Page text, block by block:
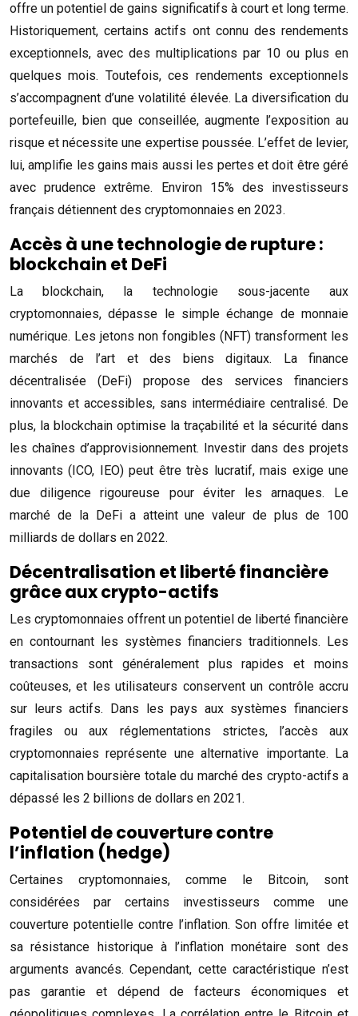
offre un potentiel de gains significatifs à court et long terme.
Historiquement, certains actifs ont connu des rendements
exceptionnels, avec des multiplications par 10 ou plus en
quelques mois. Toutefois, ces rendements exceptionnels
s’accompagnent d’une volatilité élevée. La diversification du
portefeuille, bien que conseillée, augmente l’exposition au
risque et nécessite une expertise poussée. L’effet de levier,
lui, amplifie les gains mais aussi les pertes et doit être géré
avec prudence extrême. Environ 15% des investisseurs
français détiennent des cryptomonnaies en 2023.
Accès à une technologie de rupture :
blockchain et DeFi
La blockchain, la technologie sous-jacente aux
cryptomonnaies, dépasse le simple échange de monnaie
numérique. Les jetons non fongibles (NFT) transforment les
marchés de l’art et des biens digitaux. La finance
décentralisée (DeFi) propose des services financiers
innovants et accessibles, sans intermédiaire centralisé. De
plus, la blockchain optimise la traçabilité et la sécurité dans
les chaînes d’approvisionnement. Investir dans des projets
innovants (ICO, IEO) peut être très lucratif, mais exige une
due diligence rigoureuse pour éviter les arnaques. Le
marché de la DeFi a atteint une valeur de plus de 100
milliards de dollars en 2022.
Décentralisation et liberté financière
grâce aux crypto-actifs
Les cryptomonnaies offrent un potentiel de liberté financière
en contournant les systèmes financiers traditionnels. Les
transactions sont généralement plus rapides et moins
coûteuses, et les utilisateurs conservent un contrôle accru
sur leurs actifs. Dans les pays aux systèmes financiers
fragiles ou aux réglementations strictes, l’accès aux
cryptomonnaies représente une alternative importante. La
capitalisation boursière totale du marché des crypto-actifs a
dépassé les 2 billions de dollars en 2021.
Potentiel de couverture contre
l’inflation (hedge)
Certaines cryptomonnaies, comme le Bitcoin, sont
considérées par certains investisseurs comme une
couverture potentielle contre l’inflation. Son offre limitée et
sa résistance historique à l’inflation monétaire sont des
arguments avancés. Cependant, cette caractéristique n’est
pas garantie et dépend de facteurs économiques et